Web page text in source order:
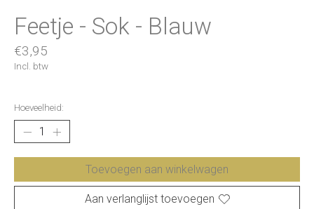
Feetje - Sok - Blauw
€3,95
Incl. btw
Hoeveelheid:
Toevoegen aan winkelwagen
Aan verlanglijst toevoegen